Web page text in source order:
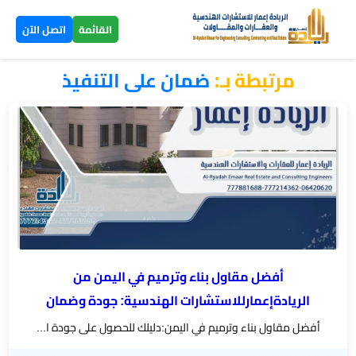
القائمة اتصل الآن ×
تصاميم
ومخططات
بناء
عظم
اليمن
مفتاح
مرتبطة بـ:ضمان على التنفيذ
أفضل مقاول بناء وترميم في اليمن من
الريادةإعمارللاستشارات الهندسية: جودة وضمان
أفضل مقاول بناء وترميم في اليمن:دليلك للحصول على جودة ا...